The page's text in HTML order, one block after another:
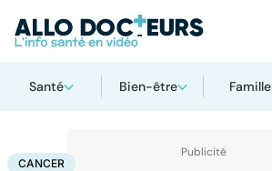
Santé Bien-être Famille
AccueilSanté Cancer
CANCER